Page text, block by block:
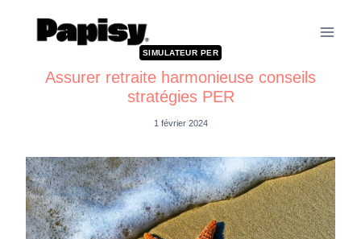
SIMULATEUR PER
Assurer retraite harmonieuse conseils
stratégies PER
1 février 2024